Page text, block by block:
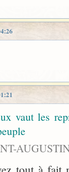
vaut les